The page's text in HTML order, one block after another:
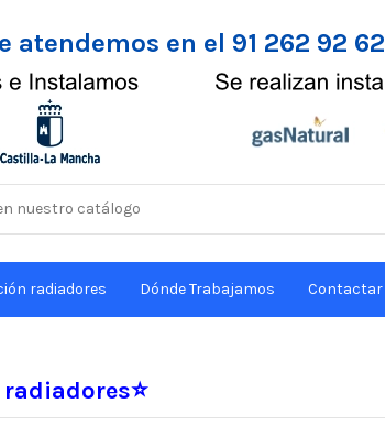
atendemos en el 91 262 92 62
radiadores Dónde Trabajamos Contactar